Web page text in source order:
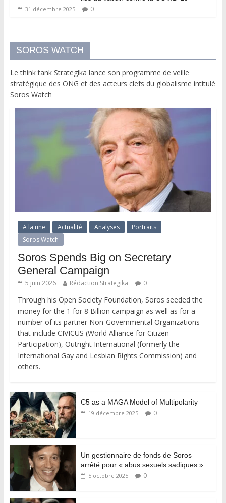
31 décembre 2025 0
SOROS WATCH
Le think tank Strategika lance son programme de veille
stratégique des ONG et des acteurs clefs du globalisme intitulé
Soros Watch
A la une Actualité Analyses
Portraits
Soros Watch
Soros Spends Big on Secretary
General Campaign
5 juin 2026 Rédaction Strategika 0
Through his Open Society Foundation, Soros seeded the
money for the 1 for 8 Billion campaign as well as for a
number of its partner Non-Governmental Organizations
that include CIVICUS (World Alliance for Citizen
Participation), Outright International (formerly the
International Gay and Lesbian Rights Commission) and
others.
C5 as a MAGA Model of Multipolarity
19 décembre 2025 0
Un gestionnaire de fonds de Soros
arrêté pour « abus sexuels sadiques »
5 octobre 2025 0